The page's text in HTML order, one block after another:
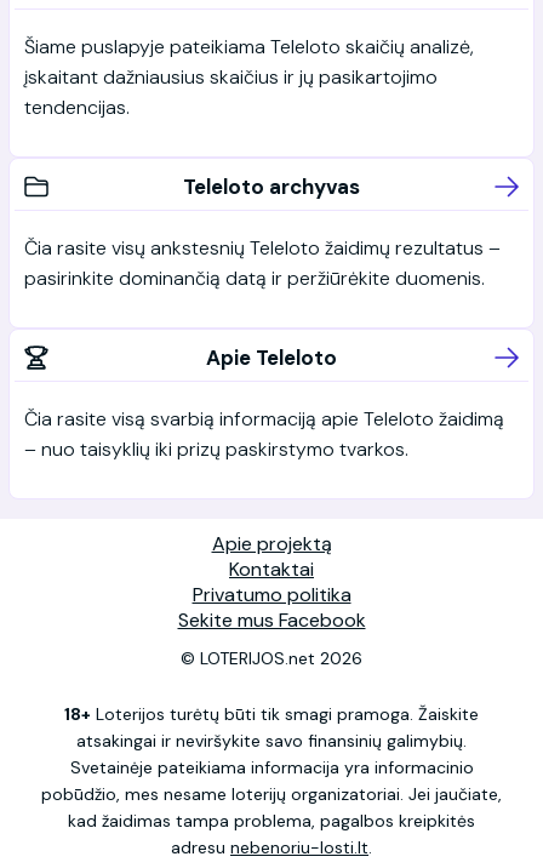
Šiame puslapyje pateikiama Teleloto skaičių analizė,
įskaitant dažniausius skaičius ir jų pasikartojimo
tendencijas.
Teleloto archyvas
Čia rasite visų ankstesnių Teleloto žaidimų rezultatus –
pasirinkite dominančią datą ir peržiūrėkite duomenis.
Apie Teleloto
Čia rasite visą svarbią informaciją apie Teleloto žaidimą
– nuo taisyklių iki prizų paskirstymo tvarkos.
Apie projektą
Kontaktai
Privatumo politika
Sekite mus Facebook
© LOTERIJOS.net 2026
18+ Loterijos turėtų būti tik smagi pramoga. Žaiskite
atsakingai ir neviršykite savo finansinių galimybių.
Svetainėje pateikiama informacija yra informacinio
pobūdžio, mes nesame loterijų organizatoriai. Jei jaučiate,
kad žaidimas tampa problema, pagalbos kreipkitės
adresu nebenoriu-losti.lt.